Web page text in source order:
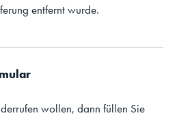
entfernt wurde.
wollen, dann füllen Sie